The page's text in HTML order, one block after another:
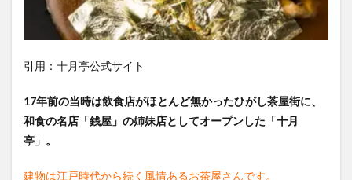
引用：十月亭公式サイト
17年前の当時は飲食店がほとんど無かったひがし茶屋街に、
和食の名店「銭屋」の姉妹店としてオープンした「十月
亭」。
建物は江戸時代から続く風情あるお茶屋さんです。